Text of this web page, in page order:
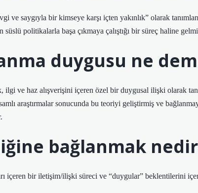
ve saygıyla bir kimseye karşı içten yakınlık” olarak
süslü politikalarla başa çıkmaya çalıştığı bir süreç haline
duygusu ne
ilgi ve haz alışverişini içeren özel bir duygusal ilişki olarak
araştırmalar sonucunda bu teoriyi geliştirmiş ve
bağlanmak
içeren bir iletişim/ilişki süreci ve “duygular” beklentilerini